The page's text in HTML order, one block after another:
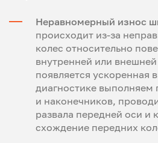
Неравномерный износ
происходит из-за
колес относительно
внутренней или
появляется ускоренная
диагностике выполняем
и наконечников,
развала передней оси и
схождение передних